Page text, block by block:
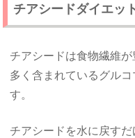
チアシードダイエッ
チアシードは食物繊維
多く含まれているグル
す。
チアシードを水に戻す